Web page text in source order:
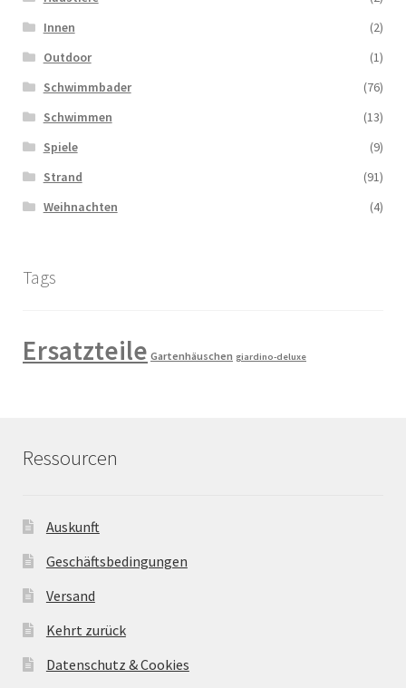
Innen
(2)
Outdoor
(1)
Schwimmbader
(76)
Schwimmen
(13)
Spiele
(9)
Strand
(91)
Weihnachten
(4)
Tags
Ersatzteile Gartenhäuschen giardino-deluxe
Ressourcen
Auskunft
Geschäftsbedingungen
Versand
Kehrt zurück
Datenschutz & Cookies